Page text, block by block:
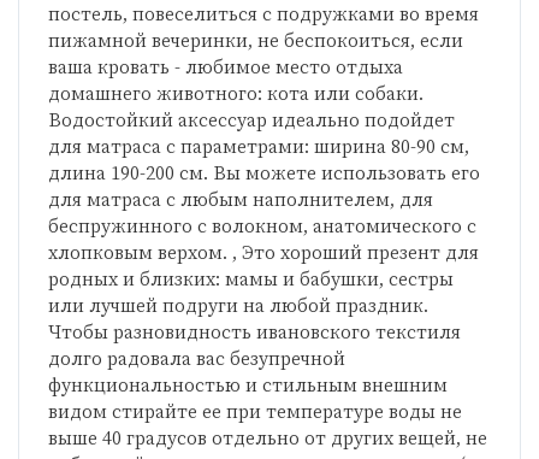
постель, повеселиться с подружками во время
пижамной вечеринки, не беспокоиться, если
ваша кровать - любимое место отдыха
домашнего животного: кота или собаки.
Водостойкий аксессуар идеально подойдет
для матраса с параметрами: ширина 80-90 см,
длина 190-200 см. Вы можете использовать его
для матраса с любым наполнителем, для
беспружинного с волокном, анатомического с
хлопковым верхом. , Это хороший презент для
родных и близких: мамы и бабушки, сестры
или лучшей подруги на любой праздник.
Чтобы разновидность ивановского текстиля
долго радовала вас безупречной
функциональностью и стильным внешним
видом стирайте ее при температуре воды не
выше 40 градусов отдельно от других вещей, не